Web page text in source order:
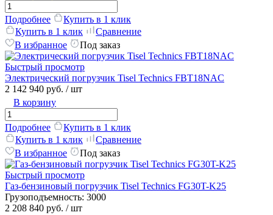
Подробнее
Купить в 1 клик
Купить в 1 клик
Сравнение
В избранное
Под заказ
Быстрый просмотр
Электрический погрузчик Tisel Technics FBT18NAC
2 142 940 руб. / шт
В корзину
Подробнее
Купить в 1 клик
Купить в 1 клик
Сравнение
В избранное
Под заказ
Быстрый просмотр
Газ-бензиновый погрузчик Tisel Technics FG30T-K25
Грузоподъемность: 3000
2 208 840 руб. / шт